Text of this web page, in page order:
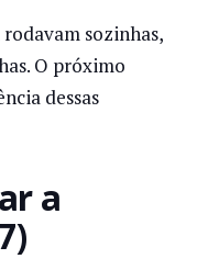
sozinhas,
O próximo
dessas
a